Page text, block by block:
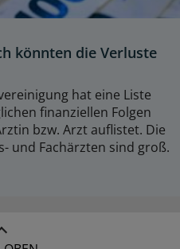
könnten die Verluste
hat eine Liste
finanziellen Folgen
bzw. Arzt auflistet. Die
und Fachärzten sind groß.